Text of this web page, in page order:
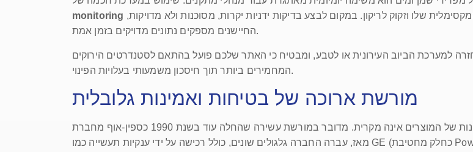
monitoring
החיישנים מספקים נתונים מדויקים בזמן אמת.
למערכת הביוב העירונית או לטבע, ומבטיח כי האתר שלכם פועל בהתאם לסטנדרטים הירוקים
המחמירים ביותר תוך חיסכון משמעותי בעלויות הפינוי.
מורשת ארוכה של בטיחות ואמינות גלובלית
האמינות של המוצרים אינה מקרית. מדובר במורשת עשירה שהחלה עוד בשנת 1990 כספין-אוף מחברת Agar Corporation Inc., תחת השם Agar Technologies Ltd.
מאז, עברה החברה גלגולים שונים, כולל רכישה על ידי ענקיות תעשייה כמו GE (כחלק מחטיבת Power & Water) ופעילות תחת השם GE Analytical Instruments, עד